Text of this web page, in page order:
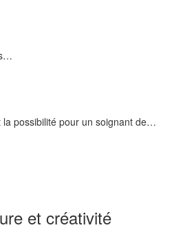
la possibilité pour un soignant de…
et créativité